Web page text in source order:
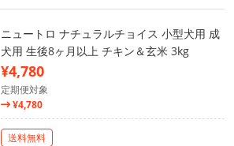
ニュートロ ナチュラルチョイス 小型犬用 成
犬用 生後8ヶ月以上 チキン＆玄米 3kg
¥4,780
定期便対象
¥4,780
送料無料